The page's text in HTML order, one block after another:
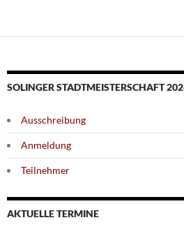
SOLINGER STADTMEISTERSCHAFT
Ausschreibung
Anmeldung
Teilnehmer
AKTUELLE TERMINE